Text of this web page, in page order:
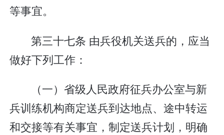
等事宜。
第三十七条 由兵役机关送兵的，应当
做好下列工作：
（一）省级人民政府征兵办公室与新
兵训练机构商定送兵到达地点、途中转运
和交接等有关事宜，制定送兵计划，明确